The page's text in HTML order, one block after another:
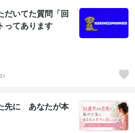
だいてた質問「回
ってあります
先に あなたが本